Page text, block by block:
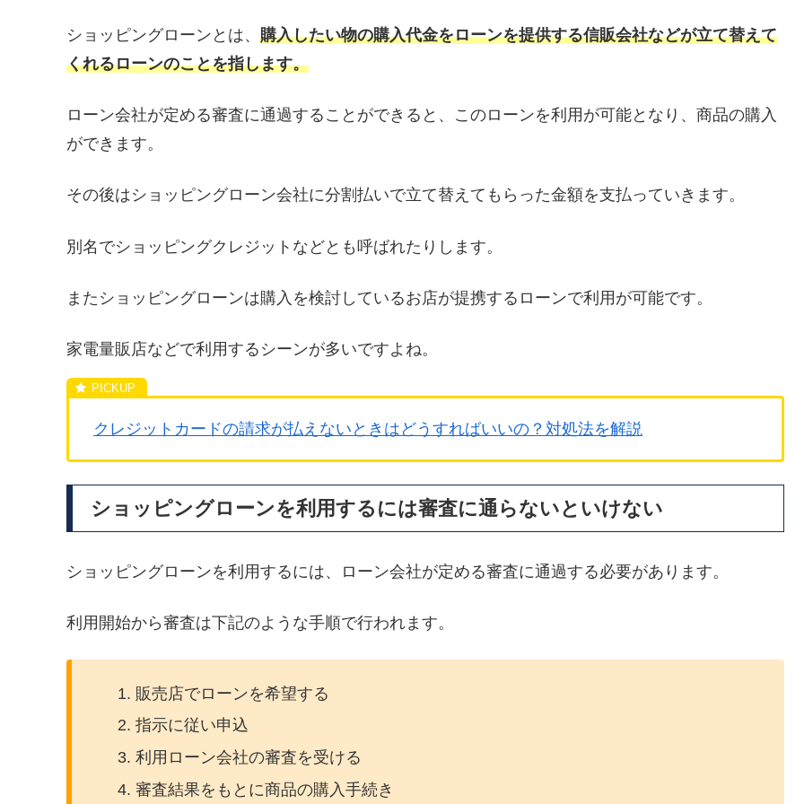
ショッピングローンとは、 購入したい物の購入代金をローンを提供する信販会社などが立て替えて
くれるローンのことを指します。
ローン会社が定める審査に通過することができると、このローンを利用が可能となり、商品の購入
ができます。
その後はショッピングローン会社に分割払いで立て替えてもらった金額を支払っていきます。
別名でショッピングクレジットなどとも呼ばれたりします。
またショッピングローンは購入を検討しているお店が提携するローンで利用が可能です。
家電量販店などで利用するシーンが多いですよね。
クレジットカードの請求が払えないときはどうすればいいの？対処法を解説
ショッピングローンを利用するには審査に通らないといけない
ショッピングローンを利用するには、ローン会社が定める審査に通過する必要があります。
利用開始から審査は下記のような手順で行われます。
販売店でローンを希望する
指示に従い申込
利用ローン会社の審査を受ける
審査結果をもとに商品の購入手続き